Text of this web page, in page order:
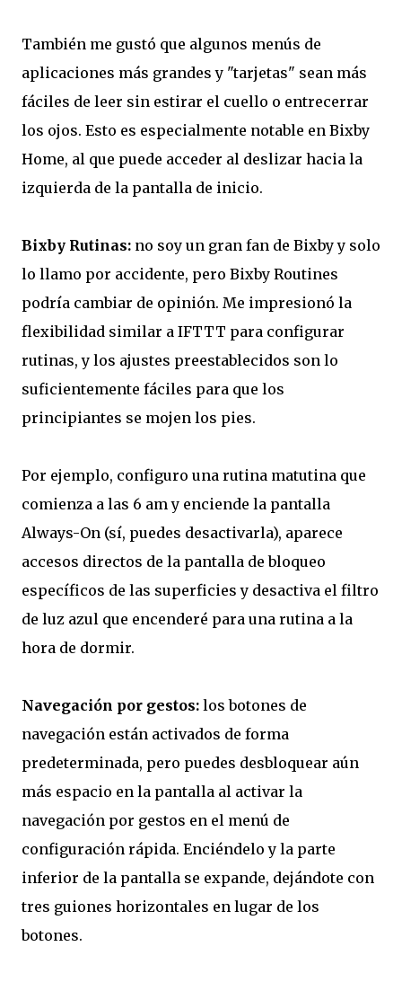
También me gustó que algunos menús de
aplicaciones más grandes y "tarjetas" sean más
fáciles de leer sin estirar el cuello o entrecerrar
los ojos. Esto es especialmente notable en Bixby
Home, al que puede acceder al deslizar hacia la
izquierda de la pantalla de inicio.
Bixby Rutinas: no soy un gran fan de Bixby y solo
lo llamo por accidente, pero Bixby Routines
podría cambiar de opinión. Me impresionó la
flexibilidad similar a IFTTT para configurar
rutinas, y los ajustes preestablecidos son lo
suficientemente fáciles para que los
principiantes se mojen los pies.
Por ejemplo, configuro una rutina matutina que
comienza a las 6 am y enciende la pantalla
Always-On (sí, puedes desactivarla), aparece
accesos directos de la pantalla de bloqueo
específicos de las superficies y desactiva el filtro
de luz azul que encenderé para una rutina a la
hora de dormir.
Navegación por gestos: los botones de
navegación están activados de forma
predeterminada, pero puedes desbloquear aún
más espacio en la pantalla al activar la
navegación por gestos en el menú de
configuración rápida. Enciéndelo y la parte
inferior de la pantalla se expande, dejándote con
tres guiones horizontales en lugar de los
botones.